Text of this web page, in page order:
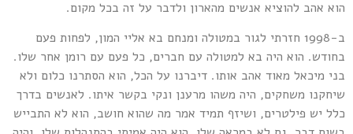
אהב להוציא אנשים מהארון ולדבר על זה בכל מקום.
ב-1998 חזרתי לגור במטולה ומנחם בא אליי המון, לפחות פעם
הוא היה בא למטולה עם חברים, כל פעם עם רומן אחר שלו.
מיכאל מאוד אהב אותו. דיברנו על הכל, הוא הסתרנו כלום ולא
משחקים, היה משהו מרענן ונקי בקשר איתו. לאנשים בדרך
יש פילטרים, ושיזף תמיד אמר מה שהוא חושב, הוא לא התבייש